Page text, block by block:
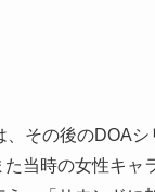
、その後のDOA
当時の女性キ